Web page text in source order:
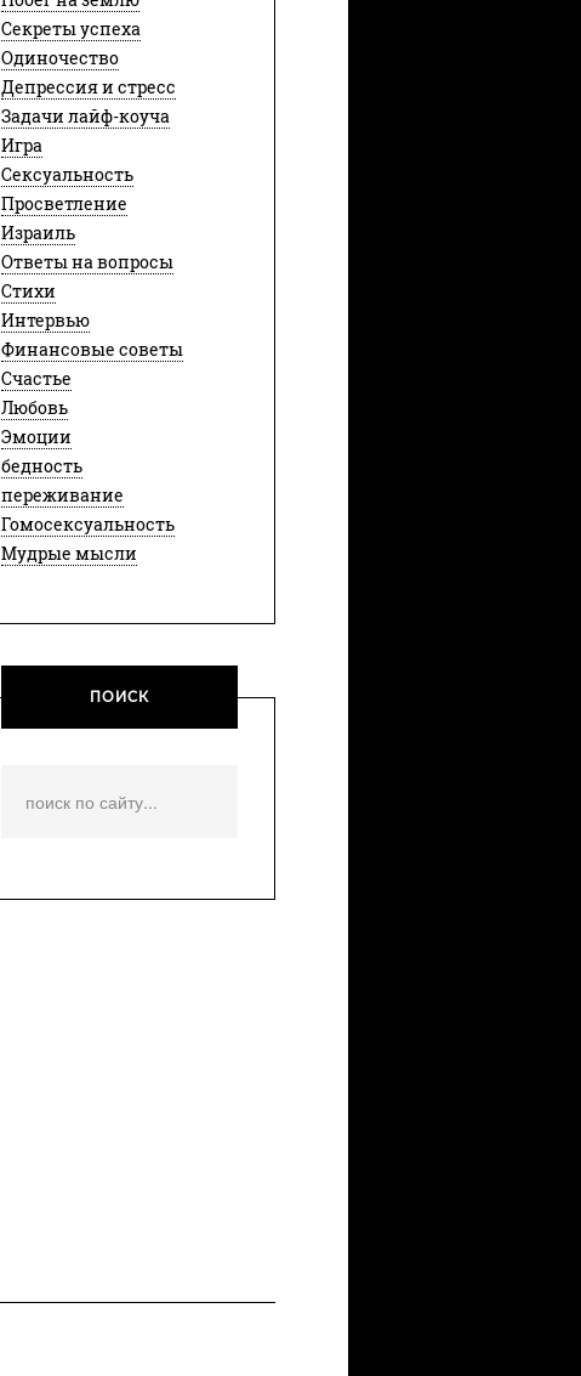
Секреты успеха
Одиночество
Депрессия и стресс
Задачи лайф-коуча
Игра
Сексуальность
Просветление
Израиль
Ответы на вопросы
Стихи
Интервью
Финансовые советы
Счастье
Любовь
Эмоции
бедность
переживание
Гомосексуальность
Мудрые мысли
ПОИСК